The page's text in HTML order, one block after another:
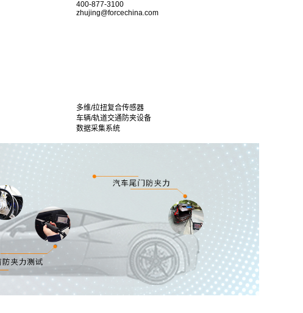
400-877-3100
zhujing@forcechina.com
多维/拉扭复合传感器
车辆/轨道交通防夹设备
数据采集系统